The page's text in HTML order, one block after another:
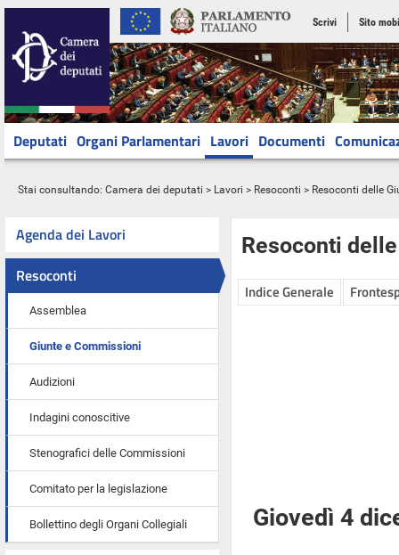
Scrivi Sito
Deputati Organi Parlamentari Lavori Documenti
Stai consultando: Camera dei deputati > Lavori > Resoconti > Resoconti delle
Agenda dei Lavori
Resoconti
Assemblea
Giunte e Commissioni
Audizioni
Indagini conoscitive
Stenografici delle Commissioni
Comitato per la legislazione
Bollettino degli Organi Collegiali
Resoconti
Indice Generale
Giovedì 4